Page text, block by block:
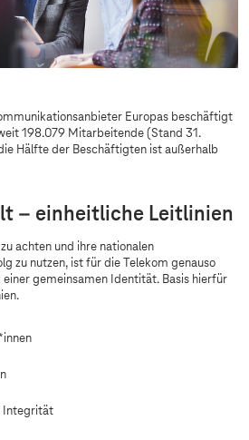
Europas beschäftigt
198.079 Mitarbeitende (Stand 31.
Hälfte der Beschäftigten ist außerhalb
– einheitliche Leitlinien
achten und ihre nationalen
zu nutzen, ist für die Telekom genauso
gemeinsamen Identität. Basis hierfür
Integrität